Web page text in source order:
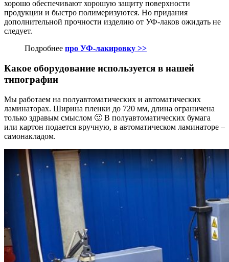
хорошо обеспечивают хорошую защиту поверхности
продукции и быстро полимеризуются. Но придания
дополнительной прочности изделию от УФ-лаков ожидать не
следует.
Подробнее про УФ-лакировку >>
Какое оборудование используется в нашей
типографии
Мы работаем на полуавтоматических и автоматических
ламинаторах. Ширина пленки до 720 мм, длина ограничена
только здравым смыслом 🙂 В полуавтоматических бумага
или картон подается вручную, в автоматическом ламинаторе –
самонакладом.